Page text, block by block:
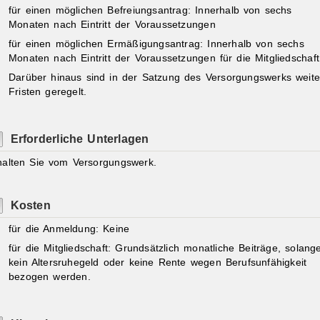
für einen möglichen Befreiungsantrag: Innerhalb von sechs
Monaten nach Eintritt der Voraussetzungen
für einen möglichen Ermäßigungsantrag: Innerhalb von sechs
Monaten nach Eintritt der Voraussetzungen für die Mitgliedschaft
Darüber hinaus sind in der Satzung des Versorgungswerks
Fristen geregelt.
Erforderliche Unterlagen
Sie vom Versorgungswerk.
Kosten
für die Anmeldung: Keine
für die Mitgliedschaft: Grundsätzlich monatliche Beiträge,
kein Altersruhegeld oder keine Rente wegen Berufsunfähigkeit
bezogen werden.